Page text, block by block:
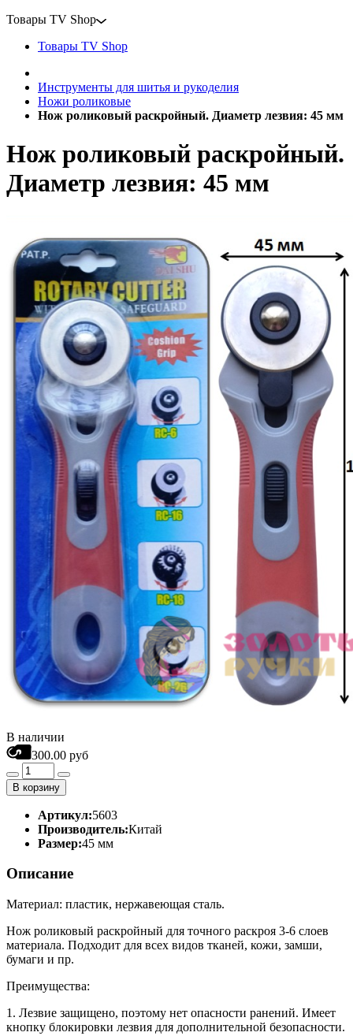
Товары TV Shop
Товары TV Shop
Инструменты для шитья и рукоделия
Ножи роликовые
Нож роликовый раскройный. Диаметр лезвия: 45 мм
Нож роликовый раскройный.
Диаметр лезвия: 45 мм
В наличии
300.00 руб
В корзину
Артикул:5603
Производитель:Китай
Размер:45 мм
Описание
Материал: пластик, нержавеющая сталь.
Нож роликовый раскройный для точного раскроя 3-6 слоев
материала. Подходит для всех видов тканей, кожи, замши,
бумаги и пр.
Преимущества:
1. Лезвие защищено, поэтому нет опасности ранений. Имеет
кнопку блокировки лезвия для дополнительной безопасности.